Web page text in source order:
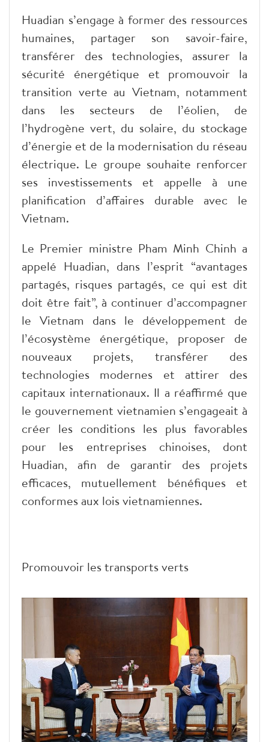
Huadian s’engage à former des ressources
humaines, partager son savoir-faire,
transférer des technologies, assurer la
sécurité énergétique et promouvoir la
transition verte au Vietnam, notamment
dans les secteurs de l’éolien, de
l’hydrogène vert, du solaire, du stockage
d’énergie et de la modernisation du réseau
électrique. Le groupe souhaite renforcer
ses investissements et appelle à une
planification d’affaires durable avec le
Vietnam.
Le Premier ministre Pham Minh Chinh a
appelé Huadian, dans l’esprit “avantages
partagés, risques partagés, ce qui est dit
doit être fait”, à continuer d’accompagner
le Vietnam dans le développement de
l’écosystème énergétique, proposer de
nouveaux projets, transférer des
technologies modernes et attirer des
capitaux internationaux. Il a réaffirmé que
le gouvernement vietnamien s’engageait à
créer les conditions les plus favorables
pour les entreprises chinoises, dont
Huadian, afin de garantir des projets
efficaces, mutuellement bénéfiques et
conformes aux lois vietnamiennes.
Promouvoir les transports verts